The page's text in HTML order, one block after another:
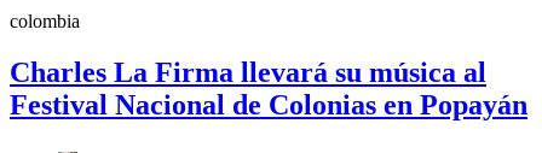
colombia
Charles La Firma llevará su música al
Festival Nacional de Colonias en Popayán